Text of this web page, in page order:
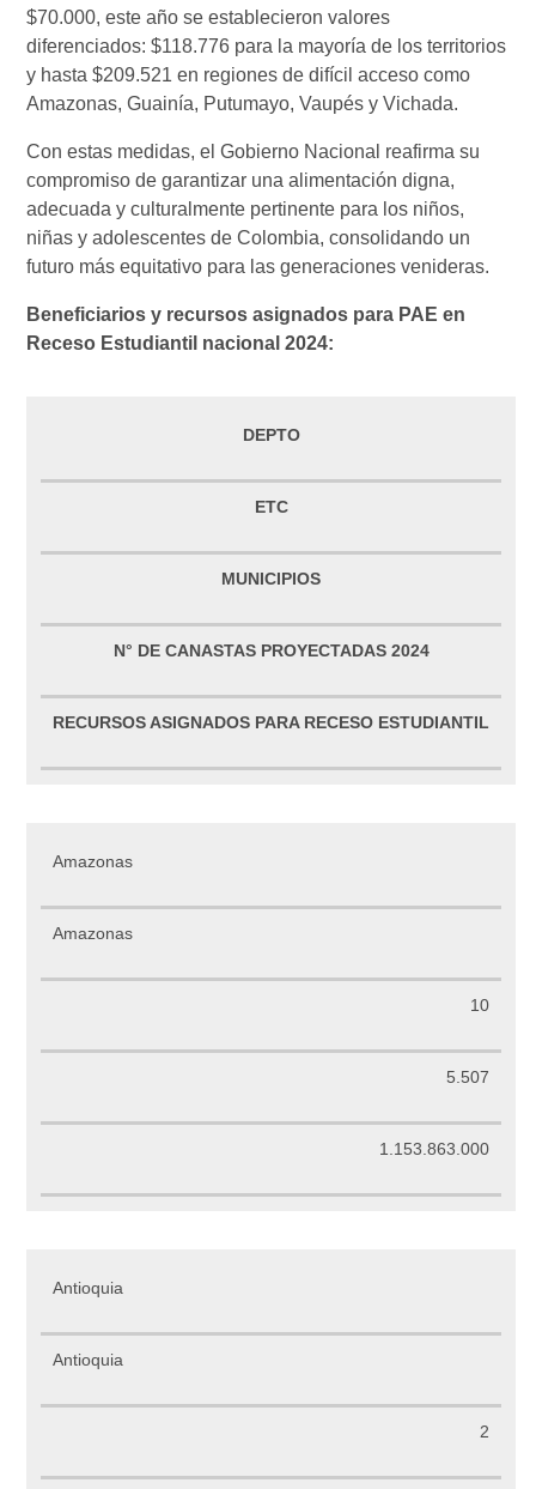
$70.000, este año se establecieron valores
diferenciados: $118.776 para la mayoría de los territorios
y hasta $209.521 en regiones de difícil acceso como
Amazonas, Guainía, Putumayo, Vaupés y Vichada.
Con estas medidas, el Gobierno Nacional reafirma su
compromiso de garantizar una alimentación digna,
adecuada y culturalmente pertinente para los niños,
niñas y adolescentes de Colombia, consolidando un
futuro más equitativo para las generaciones venideras.
Beneficiarios y recursos asignados para PAE en
Receso Estudiantil nacional 2024:
DEPTO
ETC
MUNICIPIOS
N° DE CANASTAS PROYECTADAS 2024
RECURSOS ASIGNADOS PARA RECESO ESTUDIANTIL
Amazonas
Amazonas
10
5.507
1.153.863.000
Antioquia
Antioquia
2